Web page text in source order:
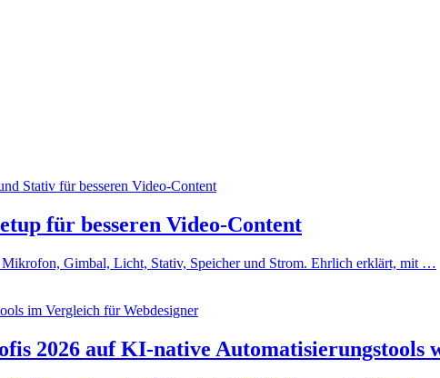
für besseren Video-Content
Gimbal, Licht, Stativ, Speicher und Strom. Ehrlich erklärt, mit …
2026 auf KI-native Automatisierungstools